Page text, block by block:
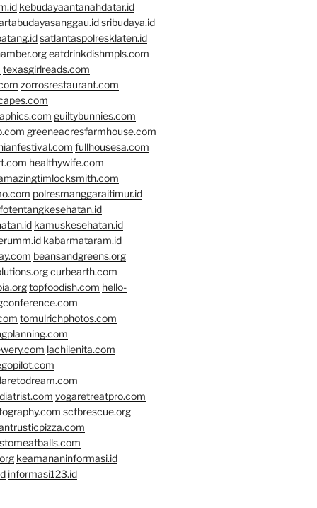
kebudayaantanahdatar.id
sribudaya.id
satlantaspolresklaten.id
eatdrinkdishmpls.com
texasgirlreads.com
zorrosrestaurant.com
guiltybunnies.com
greeneacresfarmhouse.com
fullhousesa.com
healthywife.com
polresmanggaraitimur.id
kamuskesehatan.id
kabarmataram.id
beansandgreens.org
curbearth.com
topfoodish.com hello-
tomulrichphotos.com
lachilenita.com
yogaretreatpro.com
sctbrescue.org
keamananinformasi.id
informasi123.id